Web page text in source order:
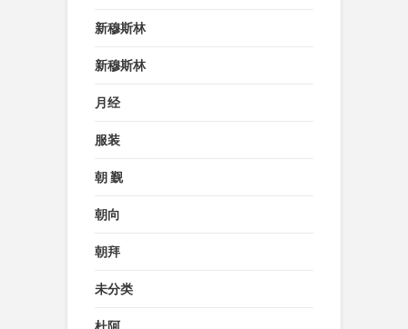
新穆斯林
新穆斯林
月经
服装
朝 觐
朝向
朝拜
未分类